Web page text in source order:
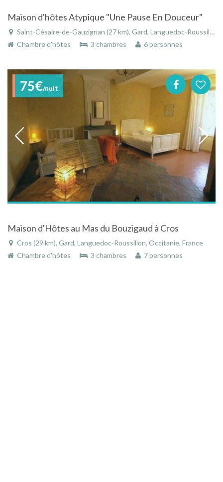
Maison d'hôtes Atypique "Une Pause En Douceur"
Saint-Césaire-de-Gauzignan (27 km), Gard, Languedoc-Roussillon, Occitanie, France
Chambre d'hôtes
3 chambres 6 personnes
75€/nuit
Maison d'Hôtes au Mas du Bouzigaud à Cros
Cros (29 km), Gard, Languedoc-Roussillon, Occitanie, France
Chambre d'hôtes
3 chambres 7 personnes